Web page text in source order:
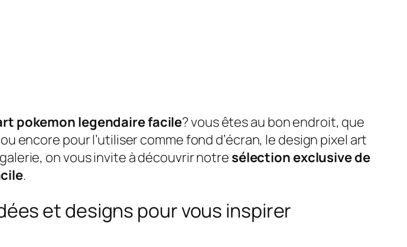
pokemon legendaire facile? vous êtes au bon endroit, que
encore pour l’utiliser comme fond d’écran, le design pixel art
on vous invite à découvrir notre sélection exclusive de
.
et designs pour vous inspirer